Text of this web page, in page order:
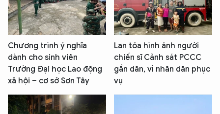
Chương trình ý nghĩa
dành cho sinh viên
Trường Đại học Lao động
xã hội – cơ sở Sơn Tây
Lan tỏa hình ảnh người
chiến sĩ Cảnh sát PCCC
gần dân, vì nhân dân phục
vụ